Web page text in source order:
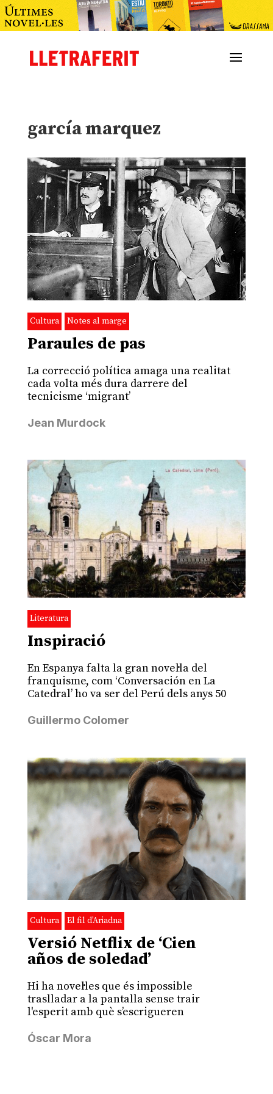
garcía marquez
Cultura Notes al marge
Paraules de pas
La correcció política amaga una realitat
cada volta més dura darrere del
tecnicisme ‘migrant’
Jean Murdock
Literatura
Inspiració
En Espanya falta la gran novel·la del
franquisme, com ‘Conversación en La
Catedral’ ho va ser del Perú dels anys 50
Guillermo Colomer
Cultura El fil d'Ariadna
Versió Netflix de ‘Cien
años de soledad’
Hi ha novel·les que és impossible
traslladar a la pantalla sense trair
l'esperit amb què s’escrigueren
Óscar Mora